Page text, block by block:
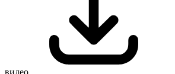
видео